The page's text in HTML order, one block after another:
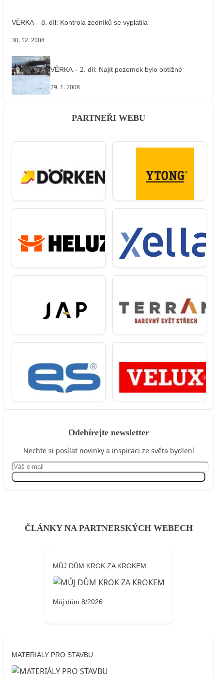
VĚRKA – 8. díl: Kontrola zedníků se vyplatila
30. 12. 2008
VĚRKA – 2. díl: Najít pozemek bylo obtížné
29. 1. 2008
PARTNEŘI WEBU
Odebírejte newsletter
Nechte si posílat novinky a inspiraci ze světa bydlení
ČLÁNKY NA PARTNERSKÝCH WEBECH
MŮJ DŮM KROK ZA KROKEM
Můj dům 8/2026
MATERIÁLY PRO STAVBU